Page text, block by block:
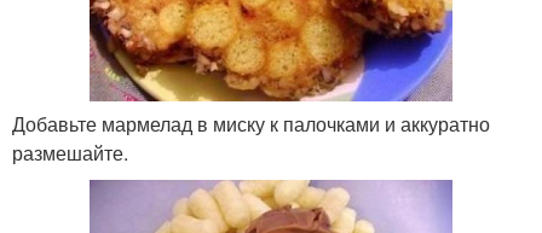
Добавьте мармелад в миску к палочками и аккуратно
размешайте.